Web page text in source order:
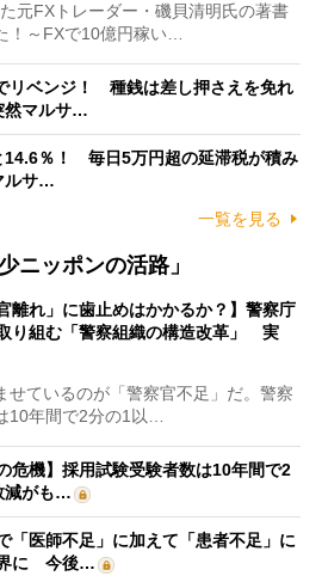
元FXトレーダー・磯貝清明氏の著書
！～FXで10億円稼い…
リベンジ！ 種銭は差し押さえを免れ
然マルサ…
14.6％！ 毎日5万円超の延滞税が積み
ルサ…
一覧を見る
ニッポンの活路」
離れ」に歯止めはかかるか？】警察庁
り組む「警察組織の構造改革」 実
ているのが「警察官不足」だ。警察
10年間で2分の1以…
危機】採用試験受験者数は10年間で2
減がも…
「医師不足」に加えて「患者不足」に
界に 今後…